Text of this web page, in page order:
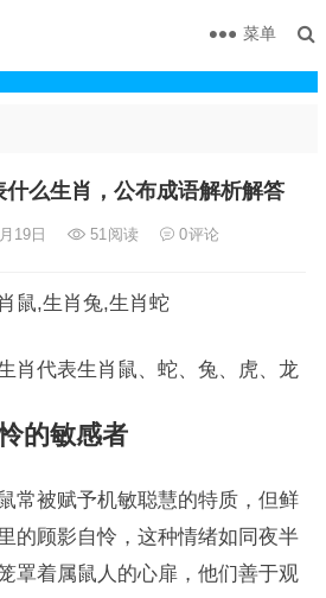
菜单
什么生肖，公布成语解析解答
19日 51阅读 0评论
鼠,生肖兔,生肖蛇
肖代表生肖鼠、蛇、兔、虎、龙
的敏感者
常被赋予机敏聪慧的特质，但鲜
的顾影自怜，这种情绪如同夜半
罩着属鼠人的心扉，他们善于观